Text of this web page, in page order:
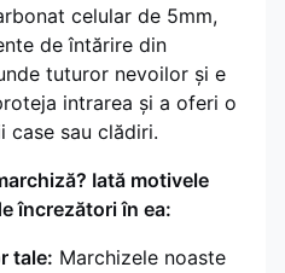
celular de 5mm,
de întărire din
tuturor nevoilor și e
intrarea și a oferi o
case sau clădiri.
Iată motivele
încrezători în ea:
tale: Marchizele noaste